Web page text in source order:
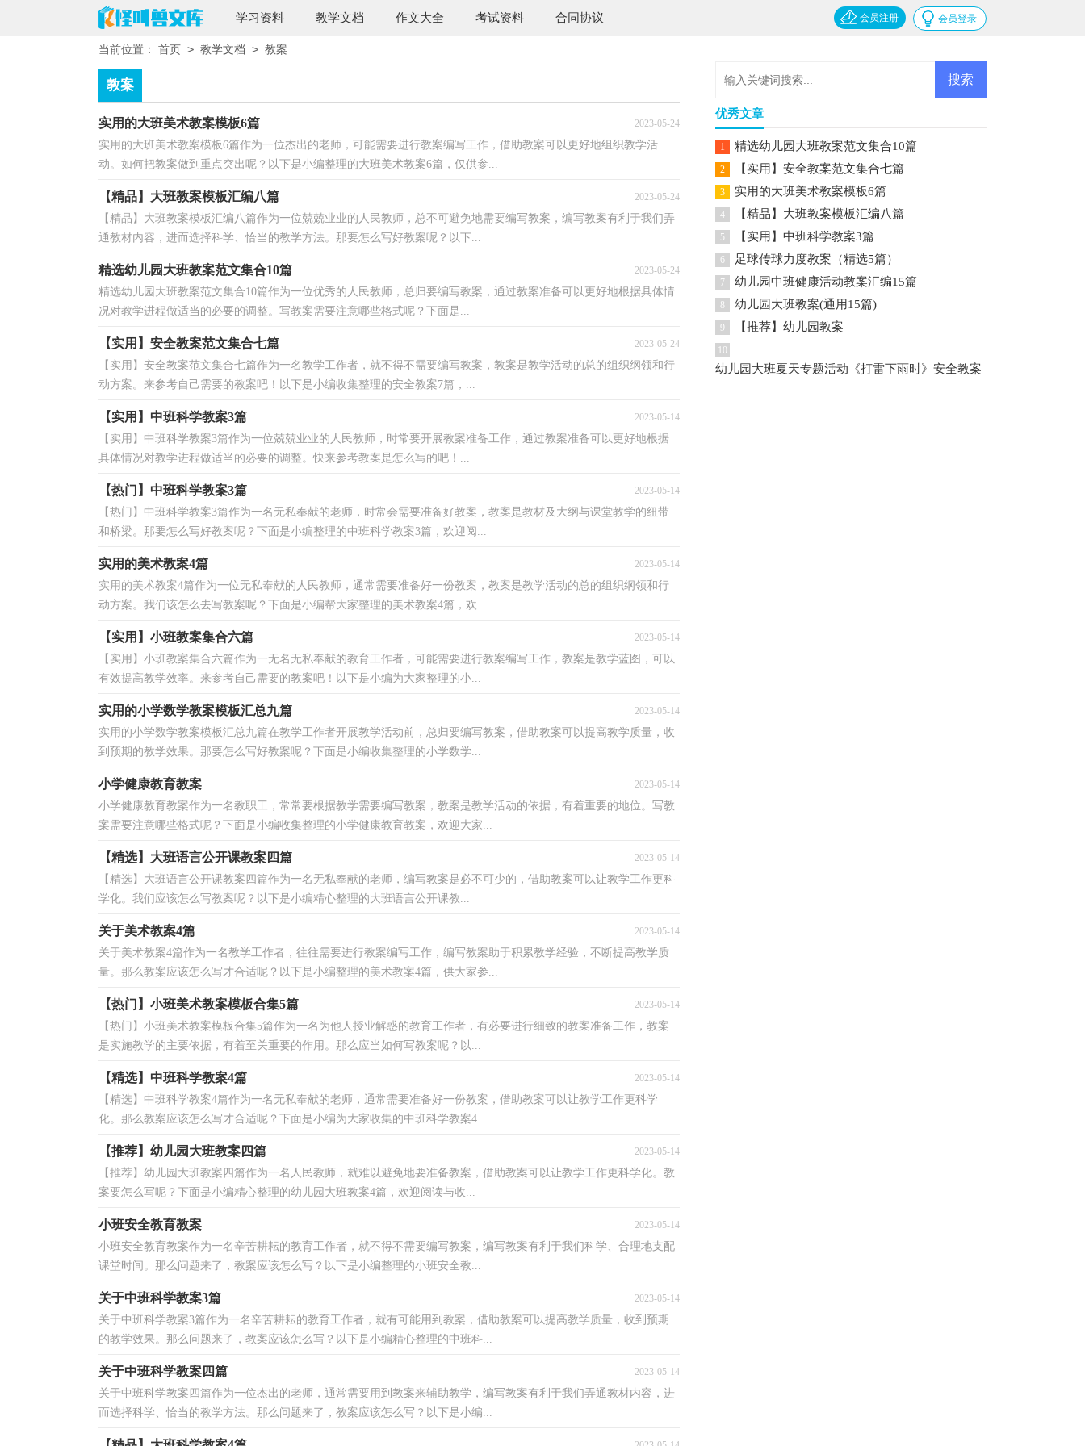
学习资料 教学文档 作文大全 考试资料 合同协议 会员登录
会员注册
当前位置： 首页 > 教学文档 > 教案
教案
实用的大班美术教案模板6篇 2023-05-24
实用的大班美术教案模板6篇作为一位杰出的老师，可能需要进行教案编写工作，借助教案可以更好地组织教学活
动。如何把教案做到重点突出呢？以下是小编整理的大班美术教案6篇，仅供参...
【精品】大班教案模板汇编八篇 2023-05-24
【精品】大班教案模板汇编八篇作为一位兢兢业业的人民教师，总不可避免地需要编写教案，编写教案有利于我们弄
通教材内容，进而选择科学、恰当的教学方法。那要怎么写好教案呢？以下...
精选幼儿园大班教案范文集合10篇 2023-05-24
精选幼儿园大班教案范文集合10篇作为一位优秀的人民教师，总归要编写教案，通过教案准备可以更好地根据具体情
况对教学进程做适当的必要的调整。写教案需要注意哪些格式呢？下面是...
【实用】安全教案范文集合七篇 2023-05-24
【实用】安全教案范文集合七篇作为一名教学工作者，就不得不需要编写教案，教案是教学活动的总的组织纲领和行
动方案。来参考自己需要的教案吧！以下是小编收集整理的安全教案7篇，...
【实用】中班科学教案3篇 2023-05-14
【实用】中班科学教案3篇作为一位兢兢业业的人民教师，时常要开展教案准备工作，通过教案准备可以更好地根据
具体情况对教学进程做适当的必要的调整。快来参考教案是怎么写的吧！...
【热门】中班科学教案3篇 2023-05-14
【热门】中班科学教案3篇作为一名无私奉献的老师，时常会需要准备好教案，教案是教材及大纲与课堂教学的纽带
和桥梁。那要怎么写好教案呢？下面是小编整理的中班科学教案3篇，欢迎阅...
实用的美术教案4篇 2023-05-14
实用的美术教案4篇作为一位无私奉献的人民教师，通常需要准备好一份教案，教案是教学活动的总的组织纲领和行
动方案。我们该怎么去写教案呢？下面是小编帮大家整理的美术教案4篇，欢...
【实用】小班教案集合六篇 2023-05-14
【实用】小班教案集合六篇作为一无名无私奉献的教育工作者，可能需要进行教案编写工作，教案是教学蓝图，可以
有效提高教学效率。来参考自己需要的教案吧！以下是小编为大家整理的小...
实用的小学数学教案模板汇总九篇 2023-05-14
实用的小学数学教案模板汇总九篇在教学工作者开展教学活动前，总归要编写教案，借助教案可以提高教学质量，收
到预期的教学效果。那要怎么写好教案呢？下面是小编收集整理的小学数学...
小学健康教育教案 2023-05-14
小学健康教育教案作为一名教职工，常常要根据教学需要编写教案，教案是教学活动的依据，有着重要的地位。写教
案需要注意哪些格式呢？下面是小编收集整理的小学健康教育教案，欢迎大家...
【精选】大班语言公开课教案四篇 2023-05-14
【精选】大班语言公开课教案四篇作为一名无私奉献的老师，编写教案是必不可少的，借助教案可以让教学工作更科
学化。我们应该怎么写教案呢？以下是小编精心整理的大班语言公开课教...
关于美术教案4篇 2023-05-14
关于美术教案4篇作为一名教学工作者，往往需要进行教案编写工作，编写教案助于积累教学经验，不断提高教学质
量。那么教案应该怎么写才合适呢？以下是小编整理的美术教案4篇，供大家参...
【热门】小班美术教案模板合集5篇 2023-05-14
【热门】小班美术教案模板合集5篇作为一名为他人授业解惑的教育工作者，有必要进行细致的教案准备工作，教案
是实施教学的主要依据，有着至关重要的作用。那么应当如何写教案呢？以...
【精选】中班科学教案4篇 2023-05-14
【精选】中班科学教案4篇作为一名无私奉献的老师，通常需要准备好一份教案，借助教案可以让教学工作更科学
化。那么教案应该怎么写才合适呢？下面是小编为大家收集的中班科学教案4...
【推荐】幼儿园大班教案四篇 2023-05-14
【推荐】幼儿园大班教案四篇作为一名人民教师，就难以避免地要准备教案，借助教案可以让教学工作更科学化。教
案要怎么写呢？下面是小编精心整理的幼儿园大班教案4篇，欢迎阅读与收...
小班安全教育教案 2023-05-14
小班安全教育教案作为一名辛苦耕耘的教育工作者，就不得不需要编写教案，编写教案有利于我们科学、合理地支配
课堂时间。那么问题来了，教案应该怎么写？以下是小编整理的小班安全教...
关于中班科学教案3篇 2023-05-14
关于中班科学教案3篇作为一名辛苦耕耘的教育工作者，就有可能用到教案，借助教案可以提高教学质量，收到预期
的教学效果。那么问题来了，教案应该怎么写？以下是小编精心整理的中班科...
关于中班科学教案四篇 2023-05-14
关于中班科学教案四篇作为一位杰出的老师，通常需要用到教案来辅助教学，编写教案有利于我们弄通教材内容，进
而选择科学、恰当的教学方法。那么问题来了，教案应该怎么写？以下是小编...
优秀文章
1 精选幼儿园大班教案范文集合10篇
2 【实用】安全教案范文集合七篇
3 实用的大班美术教案模板6篇
4 【精品】大班教案模板汇编八篇
5 【实用】中班科学教案3篇
6 足球传球力度教案（精选5篇）
7 幼儿园中班健康活动教案汇编15篇
8 幼儿园大班教案(通用15篇)
9 【推荐】幼儿园教案
10
幼儿园大班夏天专题活动《打雷下雨时》安全教案